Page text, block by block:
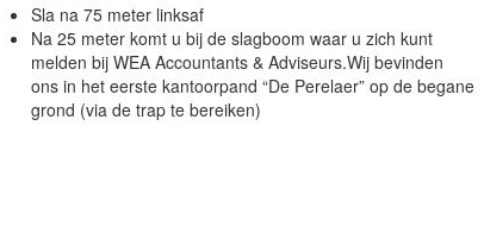
Sla na 75 meter linksaf
Na 25 meter komt u bij de slagboom waar u zich kunt
melden bij WEA Accountants & Adviseurs.Wij bevinden
ons in het eerste kantoorpand “De Perelaer” op de begane
grond (via de trap te bereiken)